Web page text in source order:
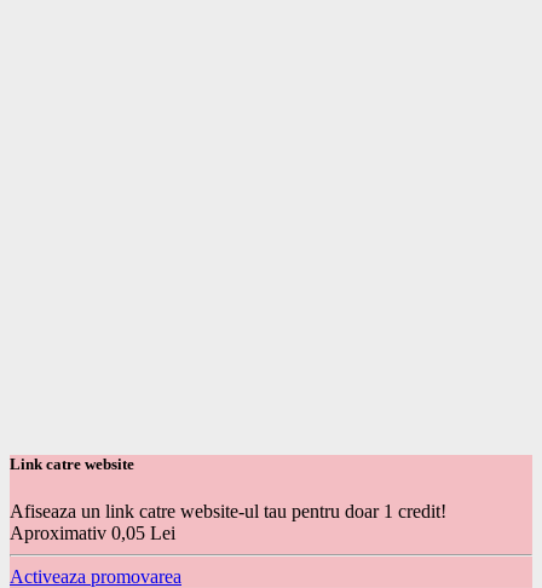
Link catre website
Afiseaza un link catre website-ul tau pentru doar 1 credit!
Aproximativ 0,05 Lei
Activeaza promovarea